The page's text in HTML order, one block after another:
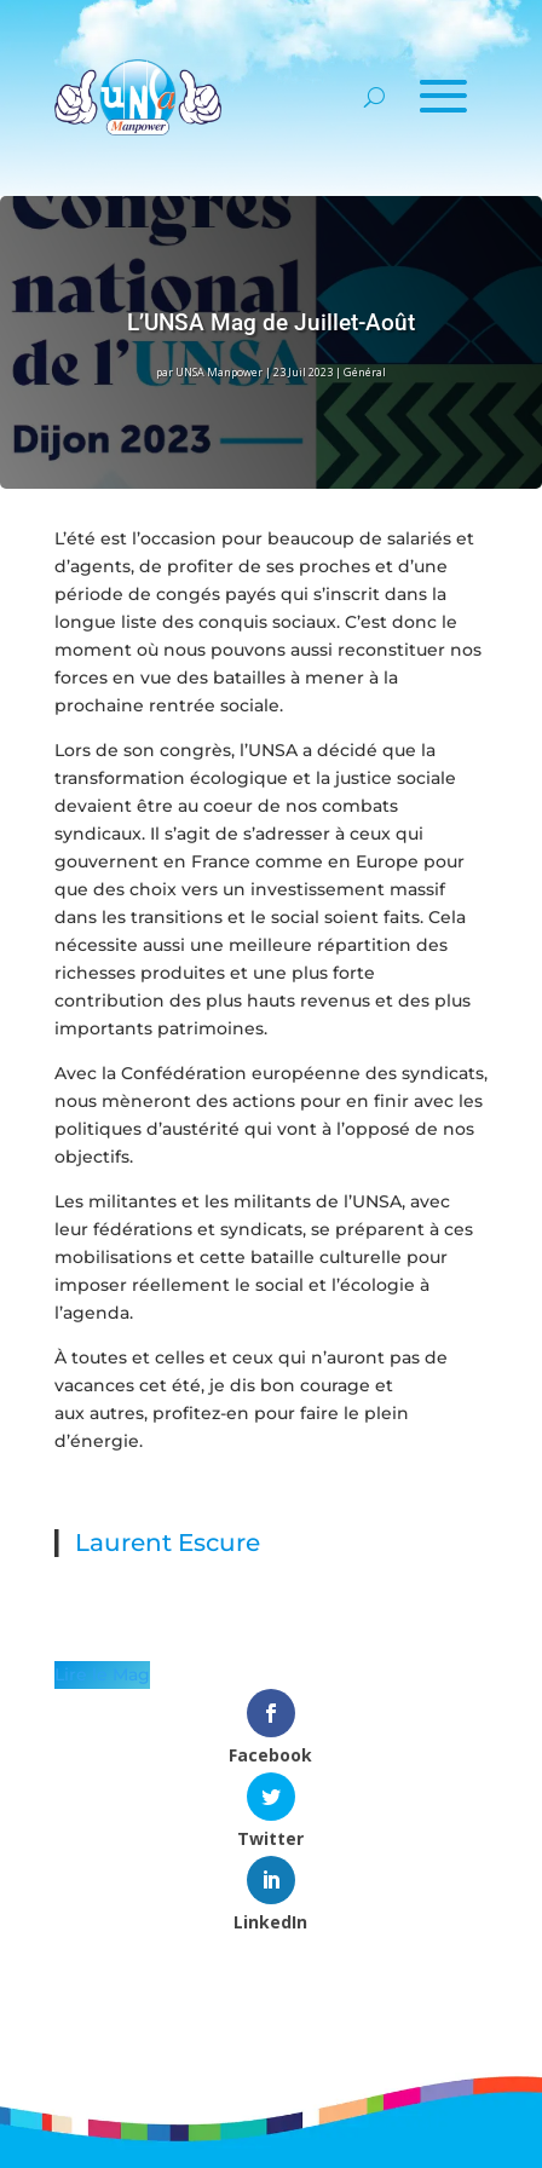
L’UNSA Mag de Juillet-Août
par UNSA Manpower |23 Juil 2023 | Général
L’été est l’occasion pour beaucoup de salariés et
d’agents, de profiter de ses proches et d’une
période de congés payés qui s’inscrit dans la
longue liste des conquis sociaux. C’est donc le
moment où nous pouvons aussi reconstituer nos
forces en vue des batailles à mener à la
prochaine rentrée sociale.
Lors de son congrès, l’UNSA a décidé que la
transformation écologique et la justice sociale
devaient être au coeur de nos combats
syndicaux. Il s’agit de s’adresser à ceux qui
gouvernent en France comme en Europe pour
que des choix vers un investissement massif
dans les transitions et le social soient faits. Cela
nécessite aussi une meilleure répartition des
richesses produites et une plus forte
contribution des plus hauts revenus et des plus
importants patrimoines.
Avec la Confédération européenne des syndicats,
nous mèneront des actions pour en finir avec les
politiques d’austérité qui vont à l’opposé de nos
objectifs.
Les militantes et les militants de l’UNSA, avec
leur fédérations et syndicats, se préparent à ces
mobilisations et cette bataille culturelle pour
imposer réellement le social et l’écologie à
l’agenda.
À toutes et celles et ceux qui n’auront pas de
vacances cet été, je dis bon courage et
aux autres, profitez-en pour faire le plein
d’énergie.
Laurent Escure
Lire le Mag
Facebook
Twitter
LinkedIn